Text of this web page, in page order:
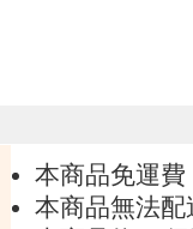
本商品免運
本商品無法配